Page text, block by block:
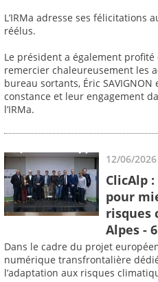
L’IRMa adresse ses félicitations
réélus.
Le président a également
remercier chaleureusement les
bureau sortants, Éric SAVIGNON
constance et leur engagement
l’IRMa.
12/06/2026
ClicAlp
pour
risques
Alpes -
Dans le cadre du projet
numérique transfrontalière
l’adaptation aux risques